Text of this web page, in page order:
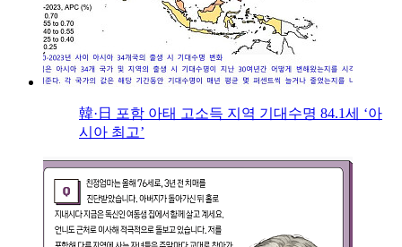
韓·日 포함 아태 고소득 지역 기대수명 84.1세 ‘아
시아 최고’